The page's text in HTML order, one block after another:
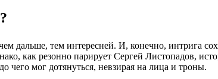
дальше, тем интересней. И, конечно, интрига
как резонно парирует Сергей Листопадов,
чего мог дотянуться, невзирая на лица и троны.